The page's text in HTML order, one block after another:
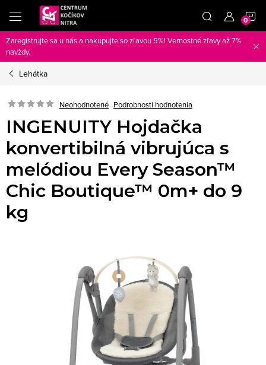
obsah
Zaregistrujte sa u nás a nakupujte so zľavou 5%! Vernostné zľavy až 7%
navždy.
Lehátka
Neohodnotené Podrobnosti hodnotenia
INGENUITY Hojdačka
konvertibilná vibrujúca s
melódiou Every Season™
Chic Boutique™​ 0m+ do 9
kg